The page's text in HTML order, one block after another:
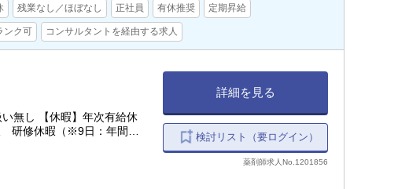
残業なし／ほぼなし 正社員 有休推奨 定期昇給
ンク可 コンサルタントを経由する求人
無し 【休暇】年次有給休
研修休暇（※9日：年間休
詳細を見る
検討リスト（要ログイン）
薬剤師求人No.1201856